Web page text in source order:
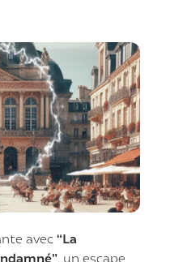
avec“La
, un escape